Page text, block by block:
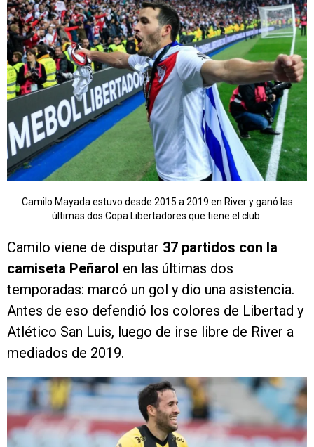
Camilo Mayada estuvo desde 2015 a 2019 en River y ganó las
últimas dos Copa Libertadores que tiene el club.
Camilo viene de disputar 37 partidos con la
camiseta Peñarol en las últimas dos
temporadas: marcó un gol y dio una asistencia.
Antes de eso defendió los colores de Libertad y
Atlético San Luis, luego de irse libre de River a
mediados de 2019.